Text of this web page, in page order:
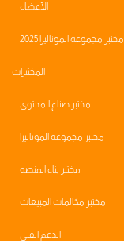
الأعضاء
مختبر مجموعه الموناليزا 2025
المختبرات
مختبر صناع المحتوى
مختبر مجموعه الموناليزا
مختبر بناء المنصه
مختبر مكالمات المبيعات
الدعم الفني